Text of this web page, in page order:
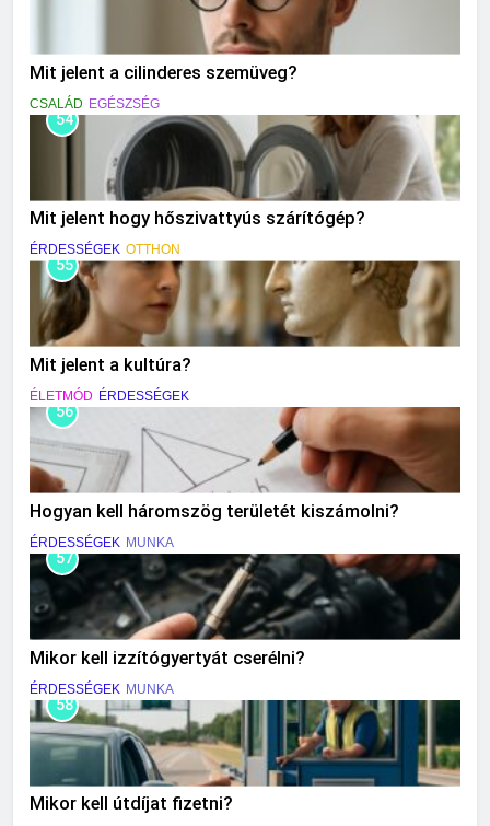
Mit jelent a cilinderes szemüveg?
CSALÁD EGÉSZSÉG
54
Mit jelent hogy hőszivattyús szárítógép?
ÉRDESSÉGEK OTTHON
55
Mit jelent a kultúra?
ÉLETMÓD ÉRDESSÉGEK
56
Hogyan kell háromszög területét kiszámolni?
ÉRDESSÉGEK MUNKA
57
Mikor kell izzítógyertyát cserélni?
ÉRDESSÉGEK MUNKA
58
Mikor kell útdíjat fizetni?